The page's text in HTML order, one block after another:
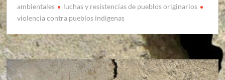
ambientales
luchas y resistencias de pueblos originarios
violencia contra pueblos indigenas